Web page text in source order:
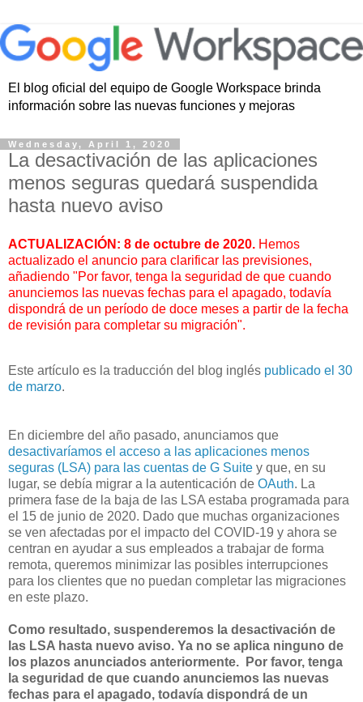
El blog oficial del equipo de Google Workspace brinda
información sobre las nuevas funciones y mejoras
Wednesday, April 1, 2020
La desactivación de las aplicaciones
menos seguras quedará suspendida
hasta nuevo aviso
ACTUALIZACIÓN: 8 de octubre de 2020. Hemos
actualizado el anuncio para clarificar las previsiones,
añadiendo "Por favor, tenga la seguridad de que cuando
anunciemos las nuevas fechas para el apagado, todavía
dispondrá de un período de doce meses a partir de la fecha
de revisión para completar su migración".
Este artículo es la traducción del blog inglés publicado el 30
de marzo.
En diciembre del año pasado, anunciamos que
desactivaríamos el acceso a las aplicaciones menos
seguras (LSA) para las cuentas de G Suite y que, en su
lugar, se debía migrar a la autenticación de OAuth. La
primera fase de la baja de las LSA estaba programada para
el 15 de junio de 2020. Dado que muchas organizaciones
se ven afectadas por el impacto del COVID-19 y ahora se
centran en ayudar a sus empleados a trabajar de forma
remota, queremos minimizar las posibles interrupciones
para los clientes que no puedan completar las migraciones
en este plazo.
Como resultado, suspenderemos la desactivación de
las LSA hasta nuevo aviso. Ya no se aplica ninguno de
los plazos anunciados anteriormente. Por favor, tenga
la seguridad de que cuando anunciemos las nuevas
fechas para el apagado, todavía dispondrá de un